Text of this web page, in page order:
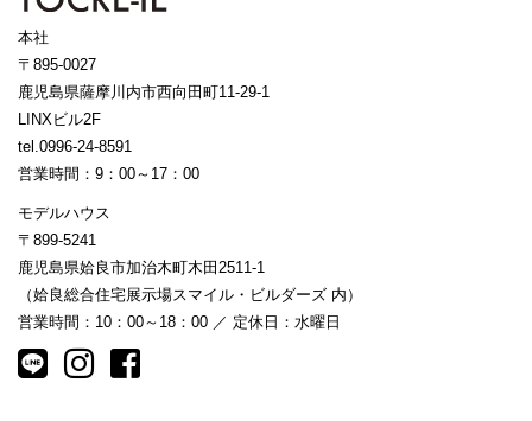
本社
〒895-0027
鹿児島県薩摩川内市西向田町11-29-1
LINXビル2F
tel.0996-24-8591
営業時間：9：00～17：00
モデルハウス
〒899-5241
鹿児島県姶良市加治木町木田2511-1
（姶良総合住宅展示場スマイル・ビルダーズ 内）
営業時間：10：00～18：00 ／ 定休日：水曜日